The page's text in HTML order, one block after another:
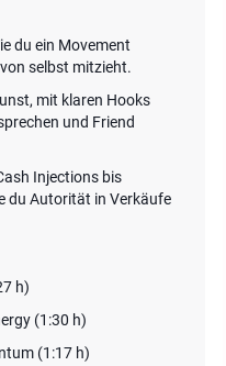
du ein Movement
selbst mitzieht.
mit klaren Hooks
und Friend
Injections bis
du Autorität in Verkäufe
h)
(1:30 h)
(1:17 h)